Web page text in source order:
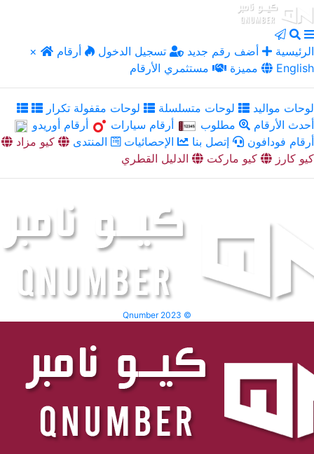
× الرئيسية أضف رقم جديد تسجيل الدخول
أرقام
مميزة
مستثمري الأرقام English
لوحات مواليد لوحات متسلسلة
لوحات مقفولة تكرار
أحدث الأرقام
مطلوب أرقام سيارات
أرقام أوريدو
أرقام فودافون
إتصل بنا الإحصائيات المنتدى
كيو مزاد
كيو كارز
كيو ماركت الدليل القطري
Qnumber 2023 ©